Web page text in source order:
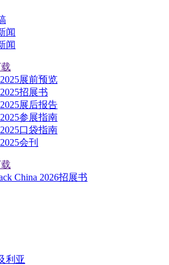
闻
闻
展前预览
招展书
展后报告
参展指南
口袋指南
会刊
China 2026招展书
利亚